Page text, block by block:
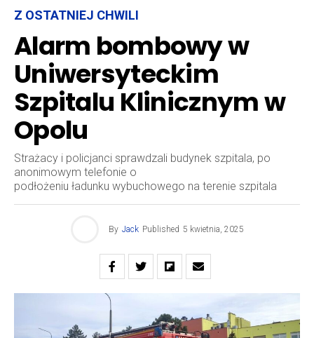
Z OSTATNIEJ CHWILI
Alarm bombowy w
Uniwersyteckim
Szpitalu Klinicznym w
Opolu
Strażacy i policjanci sprawdzali budynek szpitala, po
anonimowym telefonie o
podłożeniu ładunku wybuchowego na terenie szpitala
By Jack Published 5 kwietnia, 2025